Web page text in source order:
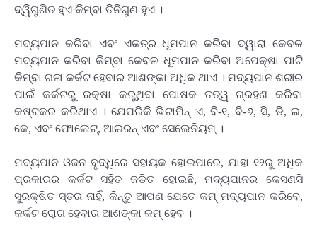
ଦ୍ୱିଗୁଣିତ ହୁଏ କିମ୍ବା ତିନିଗୁଣ ହୁଏ ।
ମଦ୍ୟପାନ କରିବା ଏବଂ ଏକତ୍ର ଧୂମପାନ କରିବା ଦ୍ୱାରା କେବଳ
ମଦ୍ୟପାନ କରିବା କିମ୍ବା କେବଳ ଧୂମପାନ କରିବା ଅପେକ୍ଷା ପାଟି
କିମ୍ବା ଗଳା କର୍କଟ ହେବାର ଆଶଙ୍କା ଅଧିକ ଥାଏ । ମଦ୍ୟପାନ ଶରୀର
ପାଇଁ କର୍କଟରୁ ରକ୍ଷା କରୁଥିବା ପୋଷକ ତତ୍ୱ ଗ୍ରହଣ କରିବା
କଷ୍ଟକର କରିଥାଏ । ଯେପରିକି ଭିଟାମିନ୍ ଏ, ବି-୧, ବି-୬, ସି, ଡି, ଇ,
କେ, ଏବଂ ଫୋଲେଟ୍‌, ଆଇରନ୍ ଏବଂ ସେଲେନିୟମ୍ ।
ମଦ୍ୟପାନ ଓଜନ ବୃଦ୍ଧିରେ ସହାୟକ ହୋଇପାରେ, ଯାହା ୧୨ରୁ ଅଧିକ
ପ୍ରକାରର କର୍କଟ ସହିତ ଜଡିତ ହୋଇଛି, ମଦ୍ୟପାନର କେସଣସି
ସୁରକ୍ଷିତ ସ୍ତର ନାହିଁ, କିନ୍ତୁ ଆପଣ ଯେତେ କମ୍ ମଦ୍ୟପାନ କରିବେ,
କର୍କଟ ରୋଗ ହେବାର ଆଶଙ୍କା କମ୍ ହେବ ।